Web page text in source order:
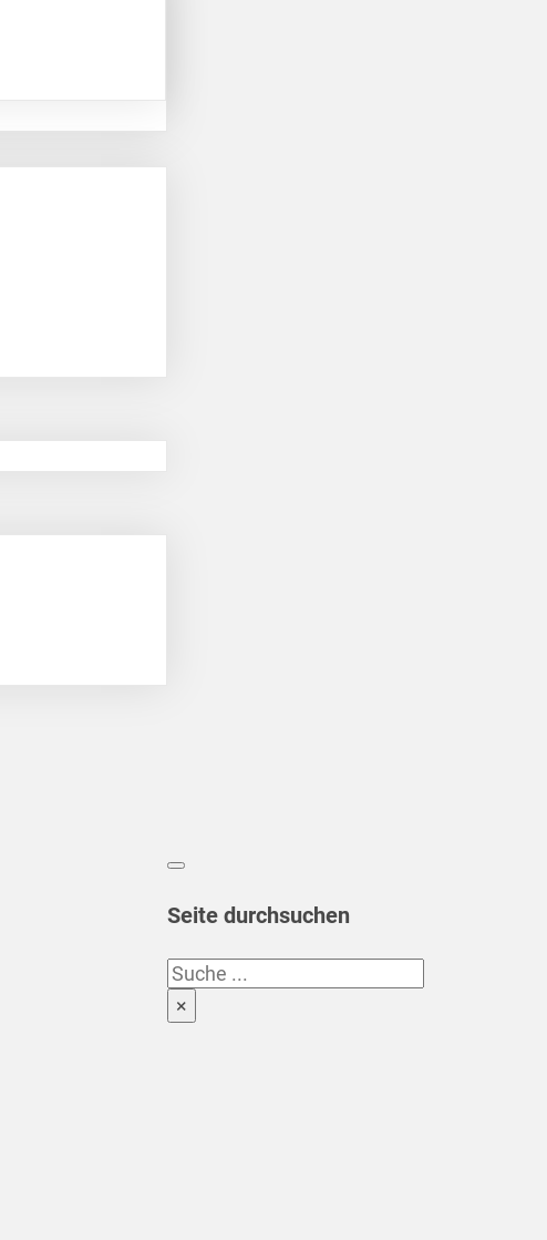
Seite durchsuchen
Suchen
×